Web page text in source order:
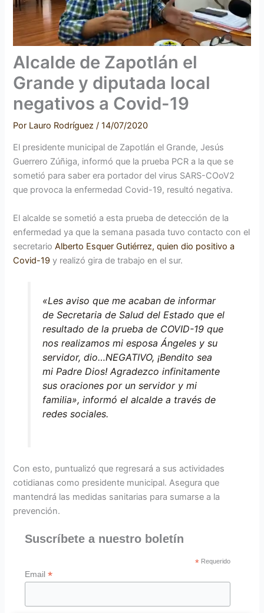
Alcalde de Zapotlán el
Grande y diputada local
negativos a Covid-19
Por Lauro Rodríguez/14/07/2020
El presidente municipal de Zapotlán el Grande, Jesús
Guerrero Zúñiga, informó que la prueba PCR a la que se
sometió para saber era portador del virus SARS-COoV2
que provoca la enfermedad Covid-19, resultó negativa.
El alcalde se sometió a esta prueba de detección de la
enfermedad ya que la semana pasada tuvo contacto con el
secretarioAlberto Esquer Gutiérrez, quien dio positivo a
Covid-19 y realizó gira de trabajo en el sur.
«Les aviso que me acaban de informar
de Secretaria de Salud del Estado que el
resultado de la prueba de COVID-19 que
nos realizamos mi esposa Ángeles y su
servidor, dio…NEGATIVO, ¡Bendito sea
mi Padre Dios! Agradezco infinitamente
sus oraciones por un servidor y mi
familia», informó el alcalde a través de
redes sociales.
Con esto, puntualizó que regresará a sus actividades
cotidianas como presidente municipal. Asegura que
mantendrá las medidas sanitarias para sumarse a la
prevención.
Suscríbete a nuestro boletín
* Requerido
Email*